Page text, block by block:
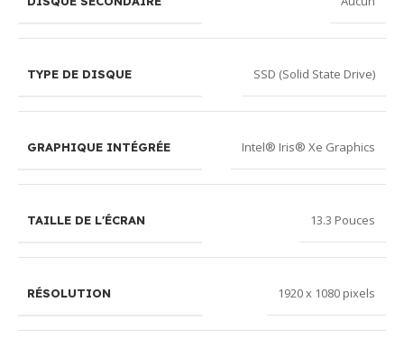
TYPE DE DISQUE SSD (Solid State Drive)
GRAPHIQUE INTÉGRÉE Intel® Iris® Xe Graphics
TAILLE DE L'ÉCRAN 13.3 Pouces
RÉSOLUTION 1920 x 1080 pixels